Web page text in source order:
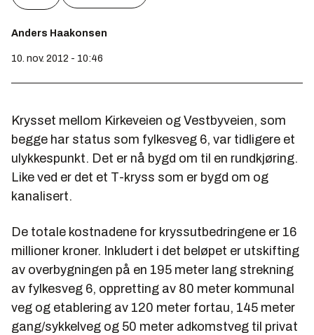
Anders Haakonsen
10. nov. 2012 - 10:46
Krysset mellom Kirkeveien og Vestbyveien, som
begge har status som fylkesveg 6, var tidligere et
ulykkespunkt. Det er nå bygd om til en rundkjøring.
Like ved er det et T-kryss som er bygd om og
kanalisert.
De totale kostnadene for kryssutbedringene er 16
millioner kroner. Inkludert i det beløpet er utskifting
av overbygningen på en 195 meter lang strekning
av fylkesveg 6, oppretting av 80 meter kommunal
veg og etablering av 120 meter fortau, 145 meter
gang/sykkelveg og 50 meter adkomstveg til privat